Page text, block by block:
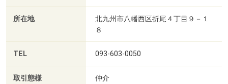
所在地
北九州市八幡西区折尾４丁目９－１
８
TEL 093-603-0050
取引態様 仲介